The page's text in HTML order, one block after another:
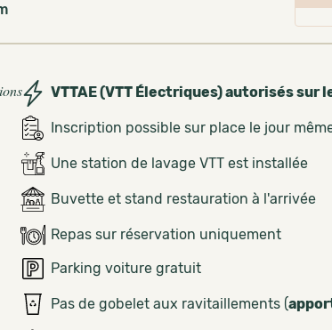
VTTAE (VTT Électriques) autorisés sur
Inscription possible sur place le jour
Une station de lavage VTT est installée
Buvette et stand restauration à l'arrivée
Repas sur réservation uniquement
Parking voiture gratuit
Pas de gobelet aux ravitaillements (